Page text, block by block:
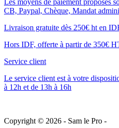
Les moyens de paiement proposés
CB, Paypal, Chèque, Mandat
Livraison gratuite dès 250€ ht en
Hors IDF, offerte à partir de 350€
Service client
Le service client est à votre
à 12h et de 13h à 16h
Copyright © 2026 - Sam le Pro -